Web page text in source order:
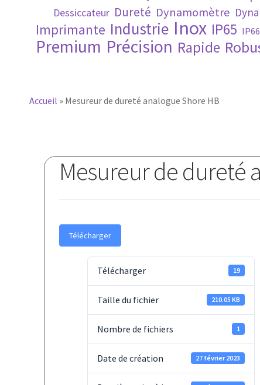
Dessiccateur Dureté Dynamomètre
Imprimante Industrie Inox IP65 IP66
Premium Précision Rapide
Accueil » Mesureur de dureté analogue Shore HB
Mesureur de dureté
Télécharger
Télécharger 19
Taille du fichier 210.05 KB
Nombre de fichiers 1
Date de création 27 février 2023